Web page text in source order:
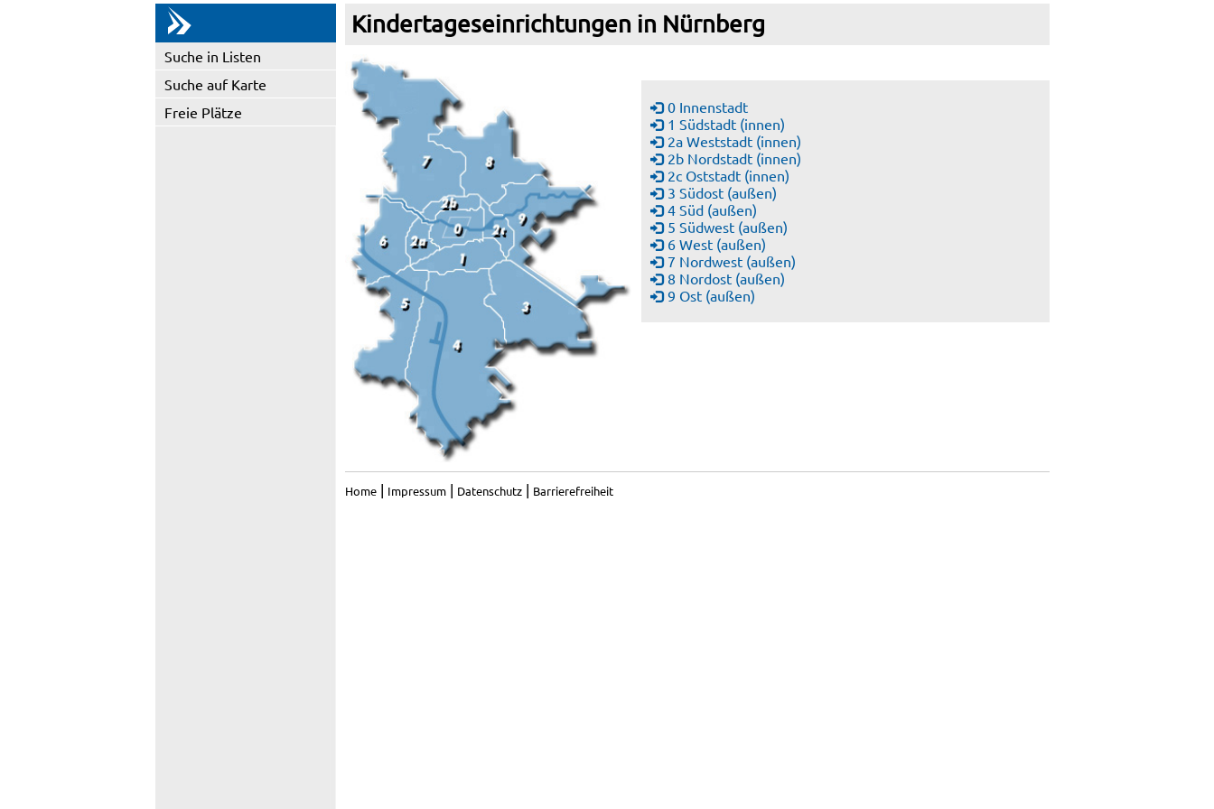
Suche in Listen
Suche auf Karte
Freie Plätze
Kindertageseinrichtungen in Nürnberg
0 Innenstadt
1 Südstadt (innen)
2a Weststadt (innen)
2b Nordstadt (innen)
2c Oststadt (innen)
3 Südost (außen)
4 Süd (außen)
5 Südwest (außen)
6 West (außen)
7 Nordwest (außen)
8 Nordost (außen)
9 Ost (außen)
Home | Impressum | Datenschutz | Barrierefreiheit